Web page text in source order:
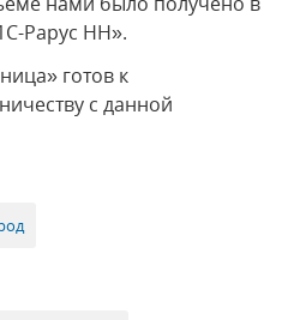
Рарус НН».
готов к
с данной